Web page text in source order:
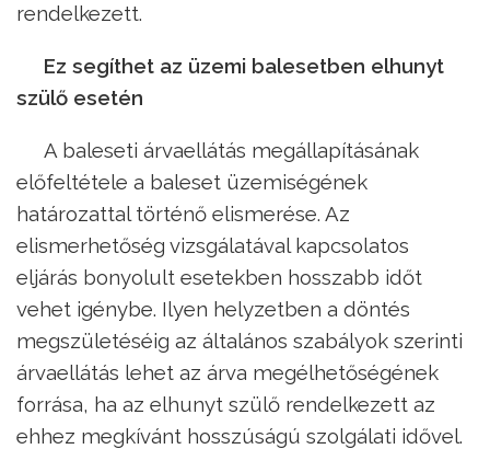
rendelkezett.
Ez segíthet az üzemi balesetben elhunyt
szülő esetén
A baleseti árvaellátás megállapításának
előfeltétele a baleset üzemiségének
határozattal történő elismerése. Az
elismerhetőség vizsgálatával kapcsolatos
eljárás bonyolult esetekben hosszabb időt
vehet igénybe. Ilyen helyzetben a döntés
megszületéséig az általános szabályok szerinti
árvaellátás lehet az árva megélhetőségének
forrása, ha az elhunyt szülő rendelkezett az
ehhez megkívánt hosszúságú szolgálati idővel.